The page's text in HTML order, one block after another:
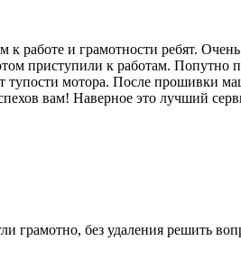
работе и грамотности ребят.
приступили к работам. Попутно
мотора. После прошивки
вам! Наверное это лучший
без удаления решить